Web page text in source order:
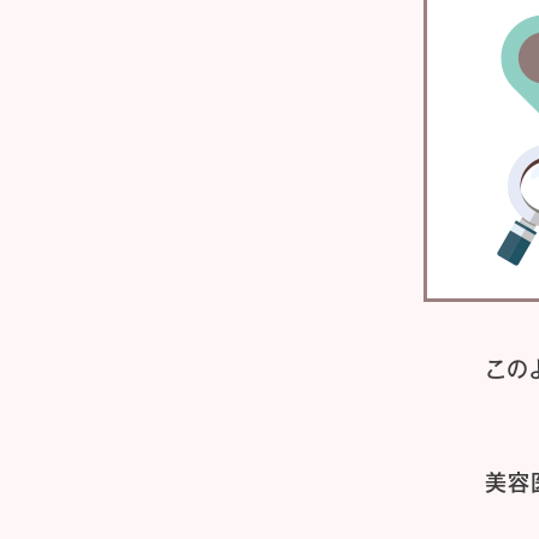
この
美容